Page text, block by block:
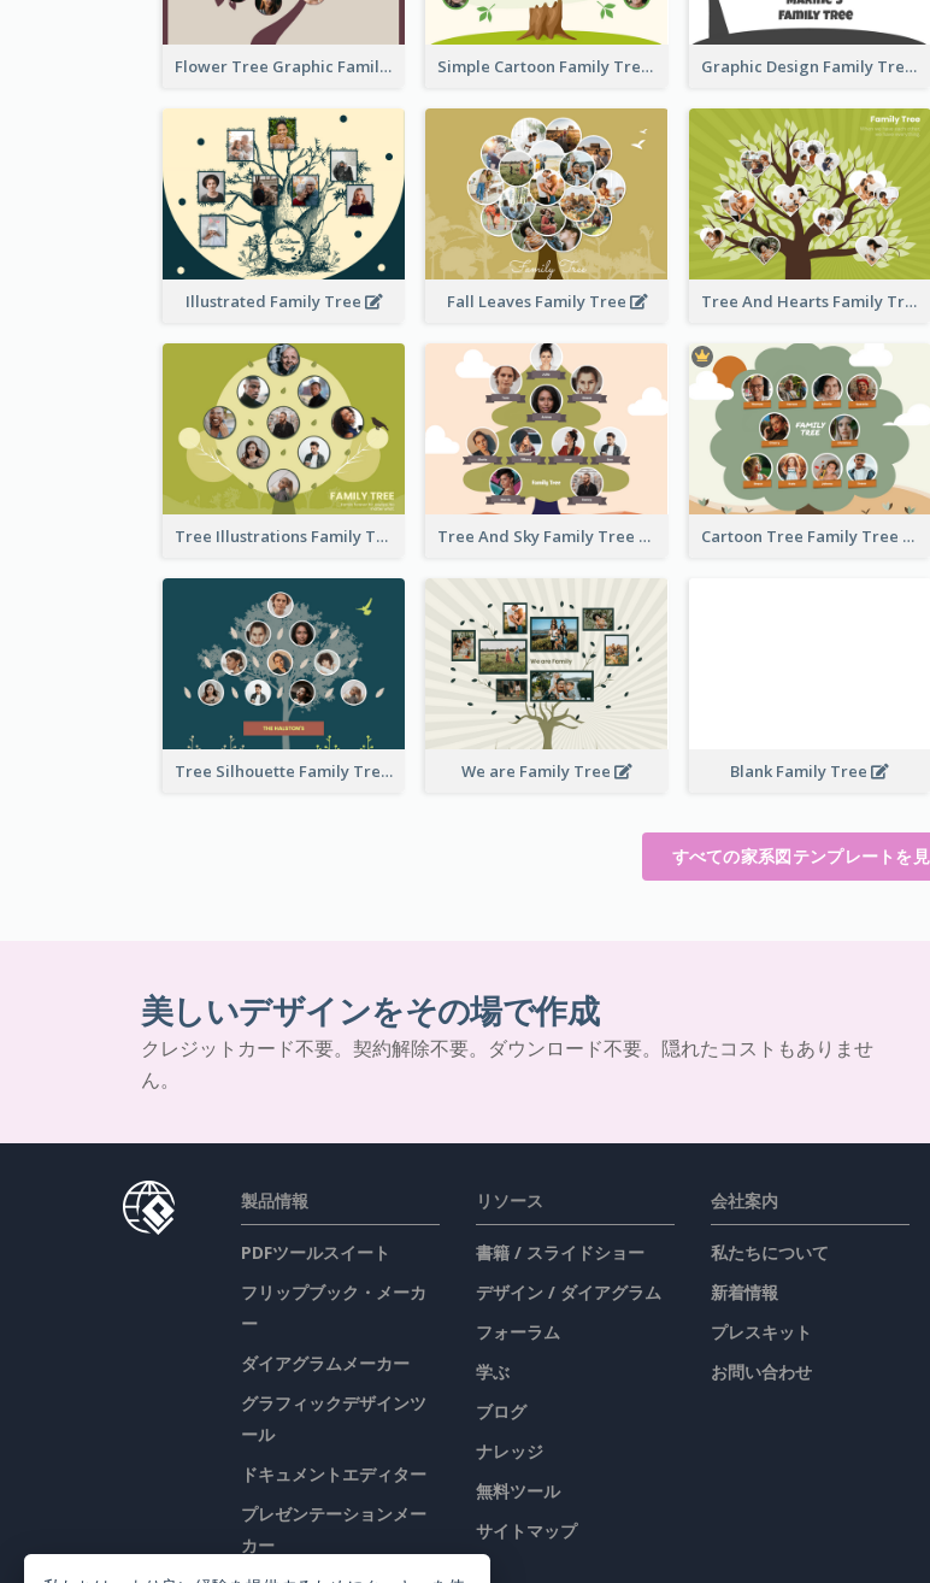
Flower Tree Graphic Family Tree Simple Cartoon Family Tree Graphic Design Family Tree
Illustrated Family Tree Fall Leaves Family Tree Tree And Hearts Family Tree
Tree Illustrations Family Tree Tree And Sky Family Tree Cartoon Tree Family Tree
Tree Silhouette Family Tree We are Family Tree Blank Family Tree
すべての家系図テンプレートを
美しいデザインをその場で作成
クレジットカード不要。契約解除不要。ダウンロード不要。隠れたコストもありませ
ん。
製品情報
PDFツールスイート
フリップブック・メーカ
ー
ダイアグラムメーカー
グラフィックデザインツ
ール
ドキュメントエディター
プレゼンテーションメー
カー
リソース
書籍 / スライドショー
デザイン / ダイアグラム
フォーラム
学ぶ
ブログ
ナレッジ
無料ツール
サイトマップ
会社案内
私たちについて
新着情報
プレスキット
お問い合わせ